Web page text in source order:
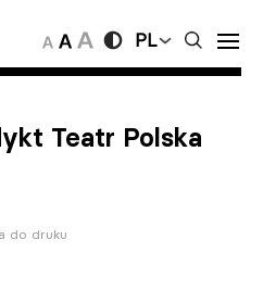
PL
Teatr Polska
do druku